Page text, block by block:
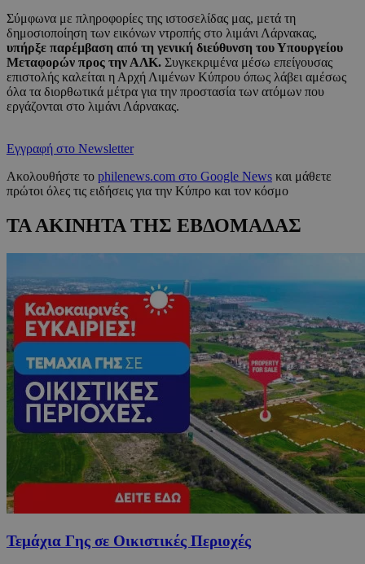
Σύμφωνα με πληροφορίες της ιστοσελίδας μας, μετά τη
δημοσιοποίηση των εικόνων ντροπής στο λιμάνι Λάρνακας,
υπήρξε παρέμβαση από τη γενική διεύθυνση του Υπουργείου
Μεταφορών προς την ΑΛΚ. Συγκεκριμένα μέσω επείγουσας
επιστολής καλείται η Αρχή Λιμένων Κύπρου όπως λάβει αμέσως
όλα τα διορθωτικά μέτρα για την προστασία των ατόμων που
εργάζονται στο λιμάνι Λάρνακας.
Εγγραφή στο Newsletter
Ακολουθήστε το philenews.com στο Google News και μάθετε
πρώτοι όλες τις ειδήσεις για την Κύπρο και τον κόσμο
ΤΑ ΑΚΙΝΗΤΑ ΤΗΣ ΕΒΔΟΜΑΔΑΣ
Τεμάχια Γης σε Οικιστικές Περιοχές